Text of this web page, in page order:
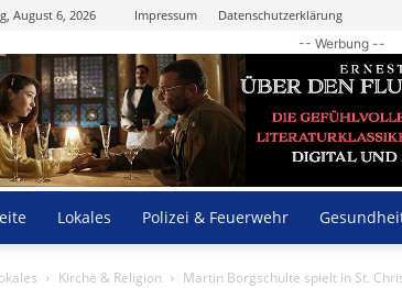
August 6, 2026 Impressum Datenschutzerklärung
-- Werbung --
Lokales Polizei & Feuerwehr
Kirche & Religion Martin Borgschulte spielt in St.